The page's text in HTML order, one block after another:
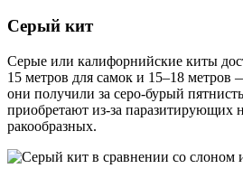
Серый кит
Серые или калифорнийские киты
15 метров для самок и 15–18 метров
они получили за серо-бурый
приобретают из-за паразитирующих
ракообразных.